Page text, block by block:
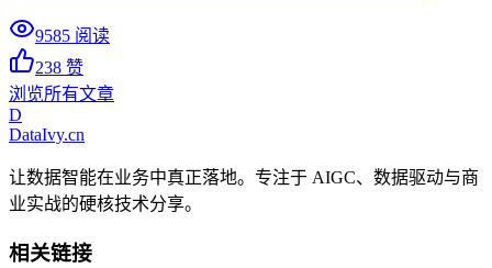
9585 阅读
238 赞
浏览所有文章
D
DataIvy.cn
让数据智能在业务中真正落地。专注于 AIGC、数据驱动与商
业实战的硬核技术分享。
相关链接